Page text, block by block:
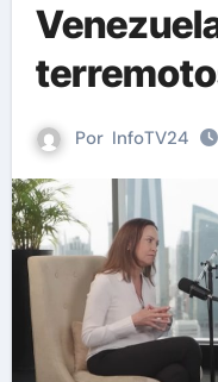
Por InfoTV24